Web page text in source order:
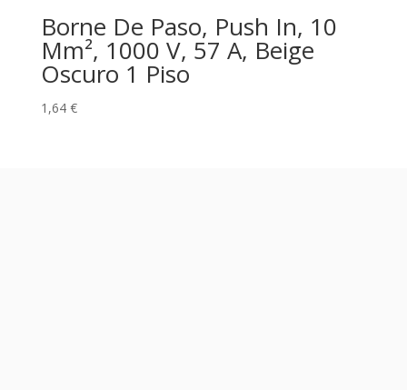
Borne De Paso, Push In, 10
Mm², 1000 V, 57 A, Beige
Oscuro 1 Piso
1,64 €